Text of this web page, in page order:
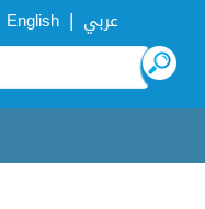
English | عربي